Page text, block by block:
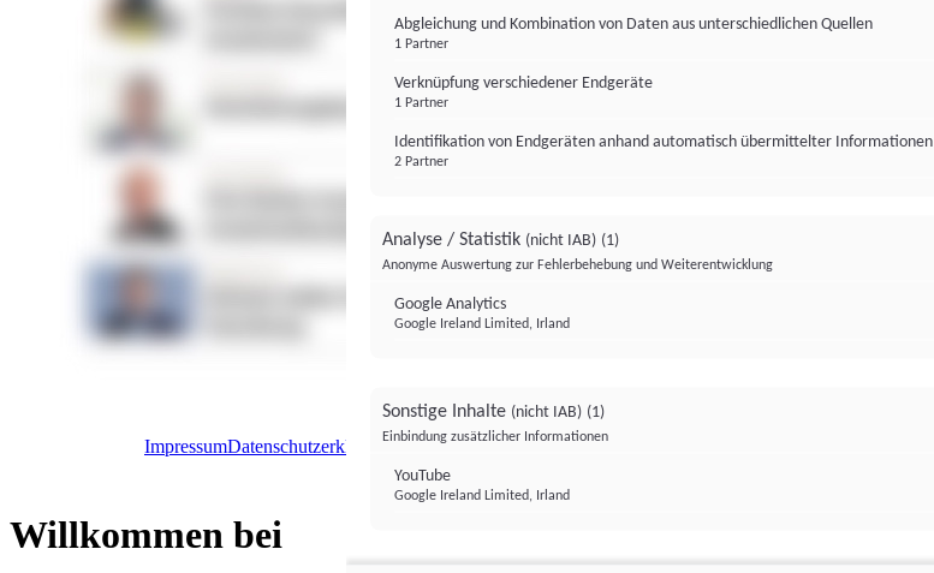
ImpressumDatenschutzerklärungDatenschutzeinstellungen
Willkommen bei
Abgleichung und Kombination von Daten aus unterschiedlichen Quellen
1 Partner
Verknüpfung verschiedener Endgeräte
1 Partner
Identifikation von Endgeräten anhand automatisch übermittelter Informationen
2 Partner
Analyse / Statistik (nicht IAB) (1)
Anonyme Auswertung zur Fehlerbehebung und Weiterentwicklung
Google Analytics
Google Ireland Limited, Irland
Sonstige Inhalte (nicht IAB) (1)
Einbindung zusätzlicher Informationen
YouTube
Google Ireland Limited, Irland